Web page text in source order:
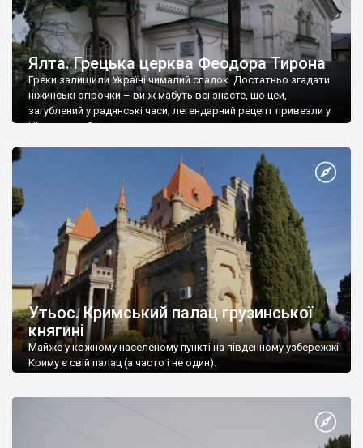
Ялта. Грецька церква Феодора Тирона
Греки залишили Україні чималий спадок. Достатньо згадати
ніжинські огірочки – ви ж мабуть всі знаєте, що цей,
загублений у радянські часи, легендарний рецепт привезли у
Ніжин греки?
Утьос. Кримський палац грузинської
княгині
Майже у кожному населеному пункті на південному узбережжі
Криму є свій палац (а часто і не один).